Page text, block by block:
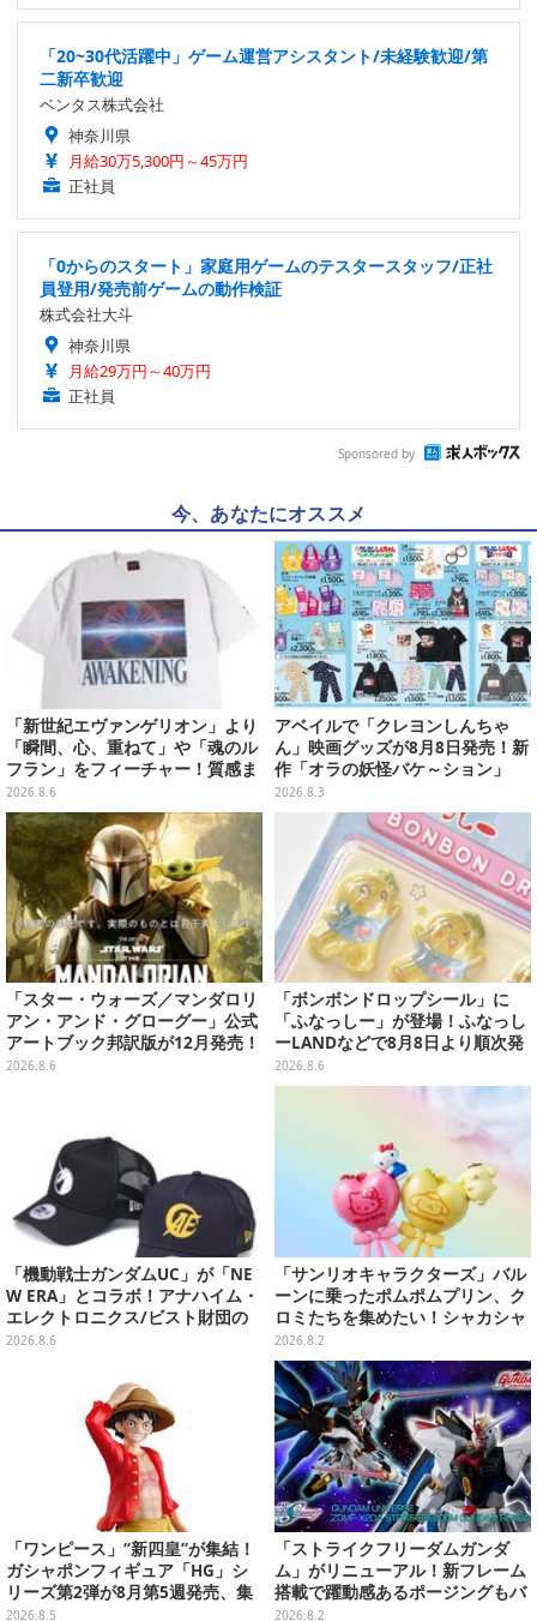
「20~30代活躍中」ゲーム運営アシスタント/未経験歓迎/第
二新卒歓迎
ベンタス株式会社
神奈川県
月給30万5,300円～45万円
正社員
「0からのスタート」家庭用ゲームのテスタースタッフ/正社
員登用/発売前ゲームの動作検証
株式会社大斗
神奈川県
月給29万円～40万円
正社員
Sponsored by
今、あなたにオススメ
「新世紀エヴァンゲリオン」より
「瞬間、心、重ねて」や「魂のル
フラン」をフィーチャー！質感ま
でこだわった高級Tシャツが8月7
日発売
2026.8.6
アベイルで「クレヨンしんちゃ
ん」映画グッズが8月8日発売！新
作「オラの妖怪バケ～ション」
や、「ヘンダーランド」「暗黒タ
マタマ」などをフィーチャー
2026.8.3
「スター・ウォーズ／マンダロリ
アン・アンド・グローグー」公式
アートブック邦訳版が12月発売！
映画のコンセプトアートやスケッ
2026.8.6
「ボンボンドロップシール」に
「ふなっしー」が登場！ふなっし
ーLANDなどで8月8日より順次発
売
2026.8.6
「機動戦士ガンダムUC」が「NE
W ERA」とコラボ！アナハイム・
エレクトロニクス/ビスト財団の
キャップが予約開始
2026.8.6
「サンリオキャラクターズ」バル
ーンに乗ったポムポムプリン、ク
ロミたちを集めたい！シャカシャ
カ音が鳴るチャーム全8種
2026.8.2
「ワンピース」“新四皇”が集結！
ガシャポンフィギュア「HG」シ
リーズ第2弾が8月第5週発売、集
めて並べたくなるクオリティ
2026.8.5
「ストライクフリーダムガンダ
ム」がリニューアル！新フレーム
搭載で躍動感あるポージングもバ
ッチリ
2026.8.2